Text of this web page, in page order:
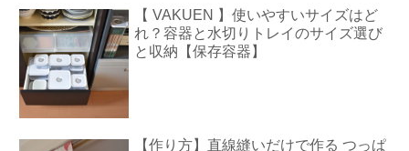
【 VAKUEN 】使いやすいサイズはど
れ？容器と水切りトレイのサイズ選び
と収納【保存容器】
【作り方】直線縫いだけで作る つっぱ